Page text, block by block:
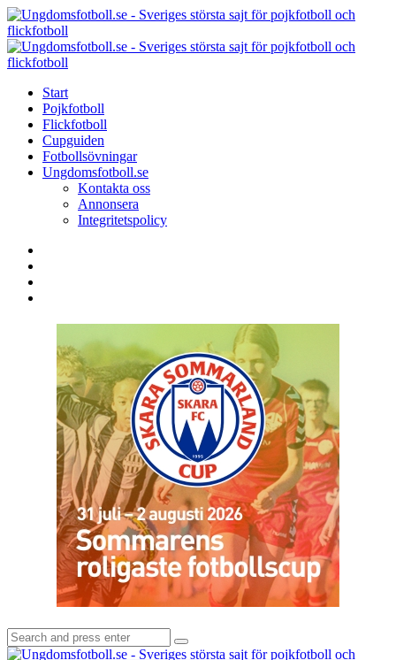
Menu
Search
Menu
Start
Pojkfotboll
Flickfotboll
Cupguiden
Fotbollsövningar
Ungdomsfotboll.se
Kontakta oss
Annonsera
Integritetspolicy
Search
for:
Search